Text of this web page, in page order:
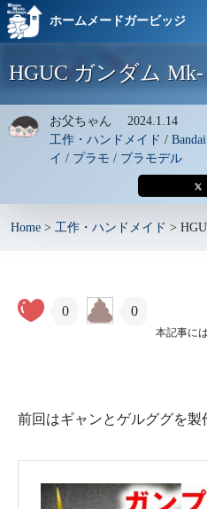
ホームメードガービッジ
HGUC ガンダム
お父ちゃん 2024.1.14
工作・ハンドメイド / Bandai
イ / プラモ / プラモデル
Home > 工作・ハンドメイド >
本記事に
0 0
前回はギャンとゲルググを製